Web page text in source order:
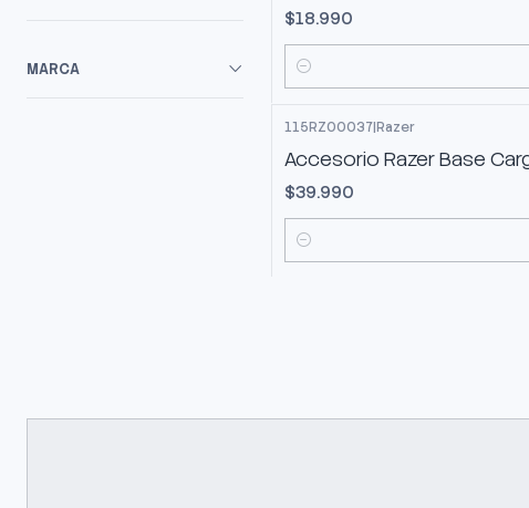
MARCA
$18.990
Cantidad
115RZ00037|Razer
Accesorio Razer Base
$39.990
Cantidad